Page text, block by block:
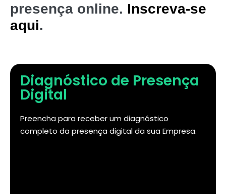
presença online. Inscreva-se
aqui.
Diagnóstico de Presença
Digital
Preencha para receber um diagnóstico
completo da presença digital da sua Empresa.